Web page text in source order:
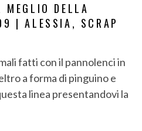
DELLA
| ALESSIA, SCRAP
fatti con il pannolenci in
a forma di pinguino e
linea presentandovi la